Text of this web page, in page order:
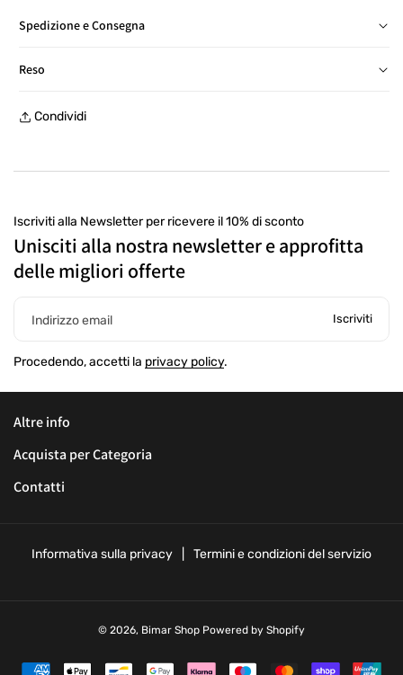
Spedizione e Consegna
Reso
un punto di ritiro
Condividi
Iscriviti alla Newsletter per ricevere il 10% di sconto
Unisciti alla nostra newsletter e approfitta
delle migliori offerte
Indirizzo email Iscriviti
Procedendo, accetti la privacy policy.
Altre info
Acquista per Categoria
Contatti
Informativa sulla privacy Termini e condizioni del servizio
© 2026, Bimar Shop Powered by Shopify
M